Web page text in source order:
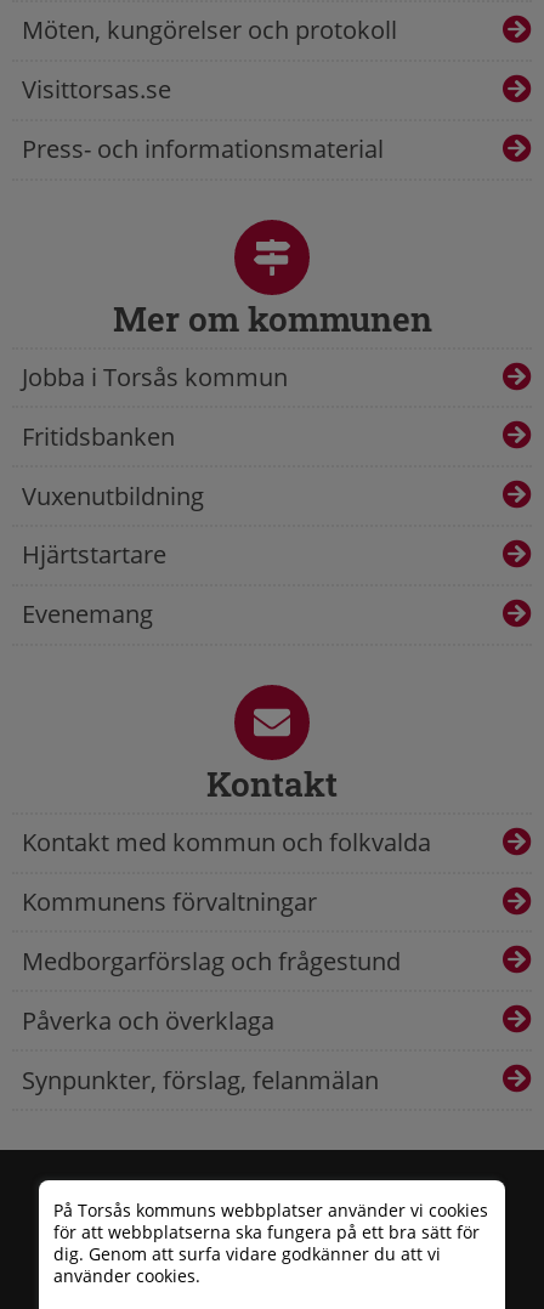
På Torsås kommuns webbplatser använder vi cookies
för att webbplatserna ska fungera på ett bra sätt för
dig. Genom att surfa vidare godkänner du att vi
använder cookies.
Möten, kungörelser och protokoll
Visittorsas.se
Press- och informationsmaterial
Mer om kommunen
Jobba i Torsås kommun
Fritidsbanken
Vuxenutbildning
Hjärtstartare
Evenemang
Kontakt
Kontakt med kommun och folkvalda
Kommunens förvaltningar
Medborgarförslag och frågestund
Påverka och överklaga
Synpunkter, förslag, felanmälan